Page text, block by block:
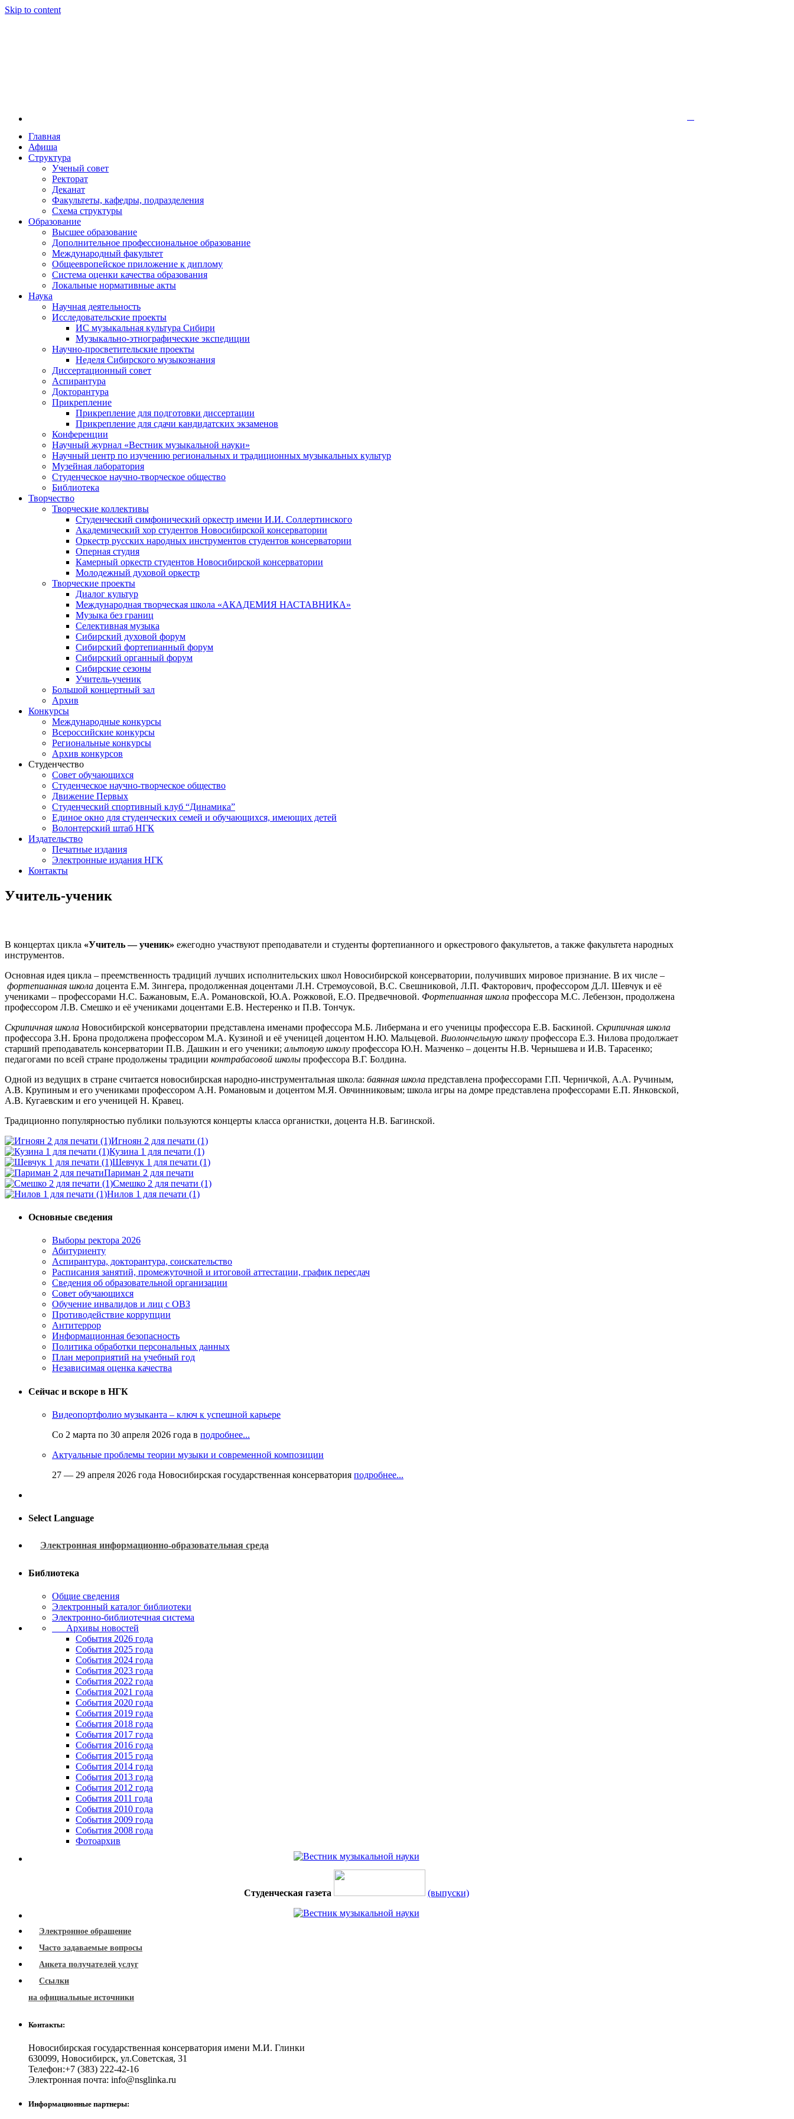
Skip to content
Новосибирская государственная консерватория имени М. И. Глинки
Новосибирская государственная консерватория имени М. И. Глинки — высшее музыкальное учебное заведение в Новосибирске. Основанная в 1956
году распоряжением совмина РСФСР и указом министерства культуры РСФСР, консерватория стала первым музыкальным высшим учебным
заведением в Сибири[2] и до сих пор остаётся единственным за пределами европейской части России[3]. С 1957 года она носит имя Михаила Ивановича
Глинки.
Главная
Афиша
Структура
Ученый совет
Ректорат
Деканат
Факультеты, кафедры, подразделения
Схема структуры
Образование
Высшее образование
Дополнительное профессиональное образование
Международный факультет
Общеевропейское приложение к диплому
Система оценки качества образования
Локальные нормативные акты
Наука
Научная деятельность
Исследовательские проекты
ИС музыкальная культура Сибири
Музыкально-этнографические экспедиции
Научно-просветительские проекты
Неделя Сибирского музыкознания
Диссертационный совет
Аспирантура
Докторантура
Прикрепление
Прикрепление для подготовки диссертации
Прикрепление для сдачи кандидатских экзаменов
Конференции
Научный журнал «Вестник музыкальной науки»
Научный центр по изучению региональных и традиционных музыкальных культур
Музейная лаборатория
Студенческое научно-творческое общество
Библиотека
Творчество
Творческие коллективы
Студенческий симфонический оркестр имени И.И. Соллертинского
Академический хор студентов Новосибирской консерватории
Оркестр русских народных инструментов студентов консерватории
Оперная студия
Камерный оркестр студентов Новосибирской консерватории
Молодежный духовой оркестр
Творческие проекты
Диалог культур
Международная творческая школа «АКАДЕМИЯ НАСТАВНИКА»
Музыка без границ
Селективная музыка
Сибирский духовой форум
Сибирский фортепианный форум
Сибирский органный форум
Сибирские сезоны
Учитель-ученик
Большой концертный зал
Архив
Конкурсы
Международные конкурсы
Всероссийские конкурсы
Региональные конкурсы
Архив конкурсов
Студенчество
Совет обучающихся
Студенческое научно-творческое общество
Движение Первых
Студенческий спортивный клуб “Динамика”
Единое окно для студенческих семей и обучающихся, имеющих детей
Волонтерский штаб НГК
Издательство
Печатные издания
Электронные издания НГК
Контакты
Учитель-ученик
В концертах цикла «Учитель — ученик» ежегодно участвуют преподаватели и студенты фортепианного и оркестрового факультетов, а также факультета народных
инструментов.
Основная идея цикла – преемственность традиций лучших исполнительских школ Новосибирской консерватории, получивших мировое признание. В их числе –
фортепианная школа доцента Е.М. Зингера, продолженная доцентами Л.Н. Стремоусовой, В.С. Свешниковой, Л.П. Факторович, профессором Д.Л. Шевчук и её
учениками – профессорами Н.С. Бажановым, Е.А. Романовской, Ю.А. Рожковой, Е.О. Предвечновой. Фортепианная школа профессора М.С. Лебензон, продолжена
профессором Л.В. Смешко и её учениками доцентами Е.В. Нестеренко и П.В. Тончук.
Скрипичная школа Новосибирской консерватории представлена именами профессора М.Б. Либермана и его ученицы профессора Е.В. Баскиной. Скрипичная школа
профессора З.Н. Брона продолжена профессором М.А. Кузиной и её ученицей доцентом Н.Ю. Мальцевой. Виолончельную школу профессора Е.З. Нилова продолжает
старший преподаватель консерватории П.В. Дашкин и его ученики; альтовую школу профессора Ю.Н. Мазченко – доценты Н.В. Чернышева и И.В. Тарасенко;
педагогами по всей стране продолжены традиции контрабасовой школы профессора В.Г. Болдина.
Одной из ведущих в стране считается новосибирская народно-инструментальная школа: баянная школа представлена профессорами Г.П. Черничкой, А.А. Ручиным,
А.В. Крупиным и его учениками профессором А.Н. Романовым и доцентом М.Я. Овчинниковым; школа игры на домре представлена профессорами Е.П. Янковской,
А.В. Кугаевским и его ученицей Н. Кравец.
Традиционно популярностью публики пользуются концерты класса органистки, доцента Н.В. Багинской.
Игноян 2 для печати (1)
Кузина 1 для печати (1)
Шевчук 1 для печати (1)
Париман 2 для печати
Смешко 2 для печати (1)
Нилов 1 для печати (1)
Основные сведения
Выборы ректора 2026
Абитуриенту
Аспирантура, докторантура, соискательство
Расписания занятий, промежуточной и итоговой аттестации, график пересдач
Сведения об образовательной организации
Совет обучающихся
Обучение инвалидов и лиц с ОВЗ
Противодействие коррупции
Антитеррор
Информационная безопасность
Политика обработки персональных данных
План мероприятий на учебный год
Независимая оценка качества
Сейчас и вскоре в НГК
Видеопортфолио музыканта – ключ к успешной карьере
Со 2 марта по 30 апреля 2026 года в подробнее...
Актуальные проблемы теории музыки и современной композиции
27 — 29 апреля 2026 года Новосибирская государственная консерватория подробнее...
Select Language
Электронная информационно-образовательная среда
Библиотека
Общие сведения
Электронный каталог библиотеки
Электронно-библиотечная система
Архивы новостей
Cобытия 2026 года
События 2025 года
События 2024 года
События 2023 года
Cобытия 2022 года
Cобытия 2021 года
События 2020 года
События 2019 года
События 2018 года
События 2017 года
События 2016 года
События 2015 года
События 2014 года
События 2013 года
События 2012 года
События 2011 года
События 2010 года
События 2009 года
События 2008 года
Фотоархив
Студенческая газета (выпуски)
Электронное обращение
Часто задаваемые вопросы
Анкета получателей услуг
Ссылки
на официальные источники
Контакты:
Новосибирская государственная консерватория имени М.И. Глинки
630099, Новосибирск, ул.Советская, 31
Телефон:+7 (383) 222-42-16
Электронная почта: info@nsglinka.ru
Информационные партнеры: